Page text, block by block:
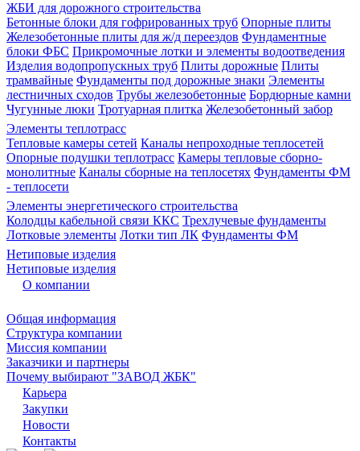
ЖБИ для дорожного строительства
Бетонные блоки для гофрированных труб Опорные плиты
Железобетонные плиты для ж/д переездов Фундаментные
блоки ФБС Прикромочные лотки и элементы водоотведения
Изделия водопропускных труб Плиты дорожные Плиты
трамвайные Фундаменты под дорожные знаки Элементы
лестничных сходов Трубы железобетонные Бордюрные камни
Чугунные люки Тротуарная плитка Железобетонный забор
Элементы теплотрасс
Тепловые камеры сетей Каналы непроходные теплосетей
Опорные подушки теплотрасс Камеры тепловые сборно-
монолитные Каналы сборные на теплосетях Фундаменты ФМ
- теплосети
Элементы энергетического строительства
Колодцы кабельной связи ККС Трехлучевые фундаменты
Лотковые элементы Лотки тип ЛК Фундаменты ФМ
Нетиповые изделия
Нетиповые изделия
О компании
Общая информация
Структура компании
Миссия компании
Заказчики и партнеры
Почему выбирают "ЗАВОД ЖБК"
Карьера
Закупки
Новости
Контакты